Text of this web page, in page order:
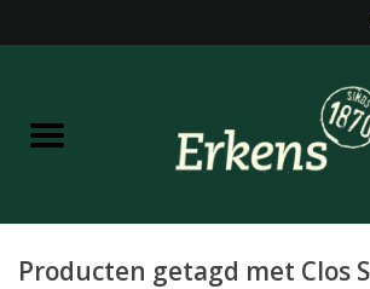
Home
Producten getagd met Clos